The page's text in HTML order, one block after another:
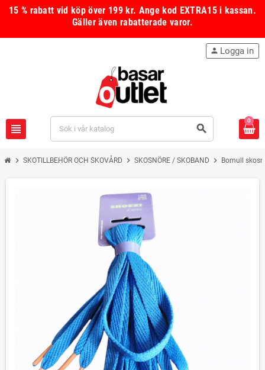
15 % rabatt vid köp över 199 kr. Ange kod EXTRA15i kassan.
Gäller även rabatterade varor.
view_headline search
person Logga in
0
chevron_right SKOTILLBEHÖR OCH SKOVÅRD chevron_right SKOSNÖRE / SKOBAND chevron_right Bomull